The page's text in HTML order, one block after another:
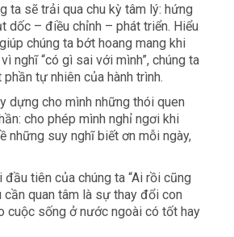
ta sẽ trải qua chu kỳ tâm lý: hứng
dốc – điều chỉnh – phát triển. Hiểu
chúng ta bớt hoang mang khi
nghĩ “có gì sai với mình”, chúng ta
tự nhiên của hành trình.
dựng cho mình những thói quen
cho phép mình nghỉ ngơi khi
những suy nghĩ biết ơn mỗi ngày,
tiên của chúng ta “Ai rồi cũng
cần quan tâm là sự thay đổi con
cuộc sống ở nước ngoài có tốt hay